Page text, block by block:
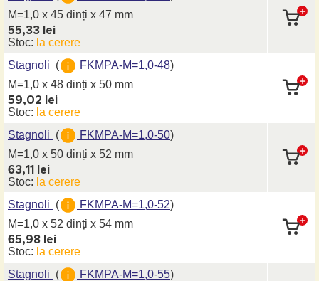
M=1,0 x 45 dinți x 47 mm
55,33 lei
Stoc: la cerere
Stagnoli ( FKMPA-M=1,0-48)
M=1,0 x 48 dinți x 50 mm
59,02 lei
Stoc: la cerere
Stagnoli ( FKMPA-M=1,0-50)
M=1,0 x 50 dinți x 52 mm
63,11 lei
Stoc: la cerere
Stagnoli ( FKMPA-M=1,0-52)
M=1,0 x 52 dinți x 54 mm
65,98 lei
Stoc: la cerere
Stagnoli ( FKMPA-M=1,0-55)